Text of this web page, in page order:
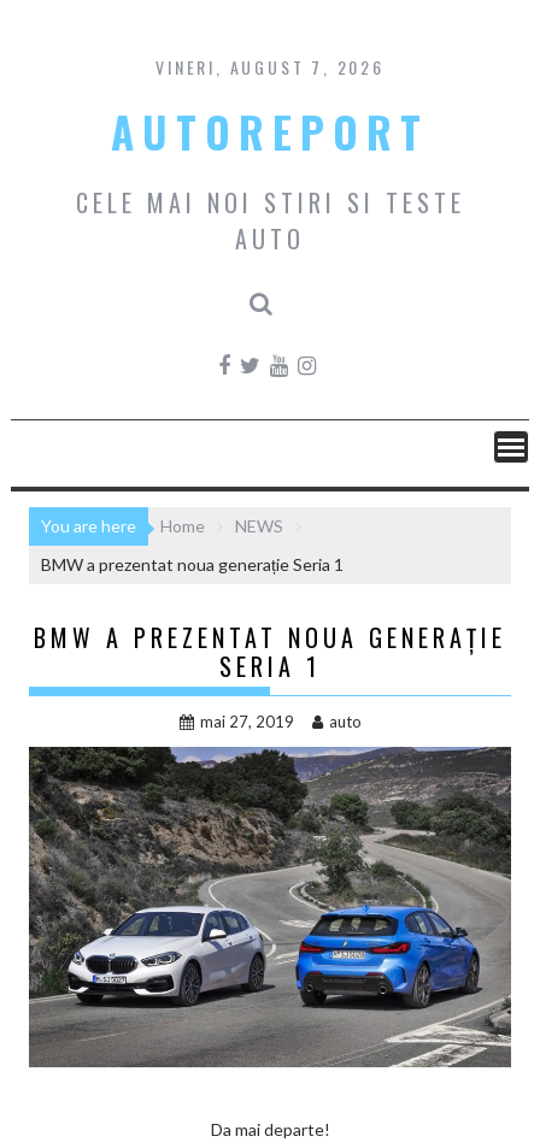
content
VINERI, AUGUST 7, 2026
AUTOREPORT
CELE MAI NOI STIRI SI TESTE
AUTO
You are here Home
NEWS
BMW a prezentat noua generație Seria 1
BMW A PREZENTAT NOUA GENERAȚIE
SERIA 1
mai 27, 2019 auto
Da mai departe!